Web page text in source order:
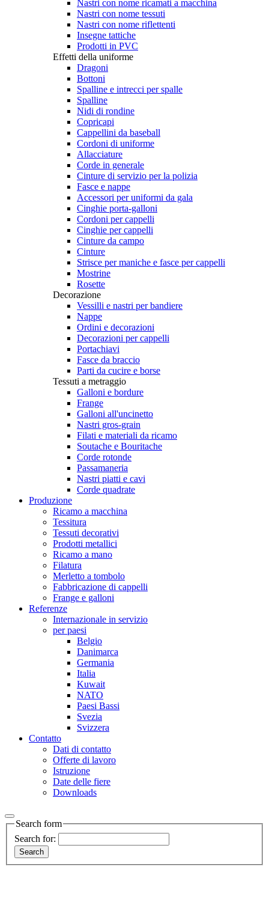
Nastri con nome ricamati a macchina
Nastri con nome tessuti
Nastri con nome riflettenti
Insegne tattiche
Prodotti in PVC
Effetti della uniforme
Dragoni
Bottoni
Spalline e intrecci per spalle
Spalline
Nidi di rondine
Copricapi
Cappellini da baseball
Cordoni di uniforme
Allacciature
Corde in generale
Cinture di servizio per la polizia
Fasce e nappe
Accessori per uniformi da gala
Cinghie porta-galloni
Cordoni per cappelli
Cinghie per cappelli
Cinture da campo
Cinture
Strisce per maniche e fasce per cappelli
Mostrine
Rosette
Decorazione
Vessilli e nastri per bandiere
Nappe
Ordini e decorazioni
Decorazioni per cappelli
Portachiavi
Fasce da braccio
Parti da cucire e borse
Tessuti a metraggio
Galloni e bordure
Frange
Galloni all'uncinetto
Nastri gros-grain
Filati e materiali da ricamo
Soutache e Bouritache
Corde rotonde
Passamaneria
Nastri piatti e cavi
Corde quadrate
Produzione
Ricamo a macchina
Tessitura
Tessuti decorativi
Prodotti metallici
Ricamo a mano
Filatura
Merletto a tombolo
Fabbricazione di cappelli
Frange e galloni
Referenze
Internazionale in servizio
per paesi
Belgio
Danimarca
Germania
Italia
Kuwait
NATO
Paesi Bassi
Svezia
Svizzera
Contatto
Dati di contatto
Offerte di lavoro
Istruzione
Date delle fiere
Downloads
Search form
Search for: